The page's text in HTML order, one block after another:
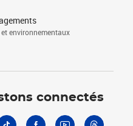
environnementaux
connectés